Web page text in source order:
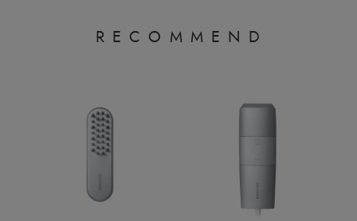
R E C O M M E N D